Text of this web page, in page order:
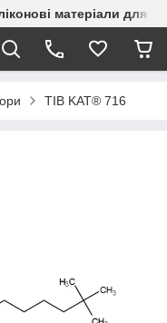
матеріали для
TIB KAT® 716